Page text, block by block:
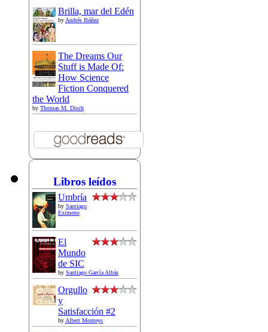
Brilla, mar del Edén
byAndrés Ibáñez
The Dreams Our
Stuff is Made Of:
How Science
Fiction Conquered
the World
by Thomas M. Disch
Libros leídos
Umbría
by Santiago
Eximeno
El
Mundo
de SIC
by Santiago García Albás
Orgullo
y
Satisfacción #2
by Albert Monteys